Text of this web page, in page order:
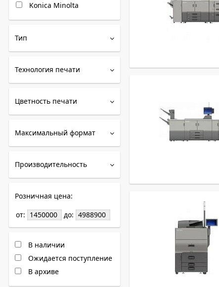
Konica Minolta
Тип
Технология печати
Цветность печати
Максимальный формат
Производительность
Розничная цена:
от:
до:
В наличии
Ожидается поступление
В архиве